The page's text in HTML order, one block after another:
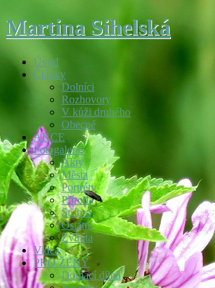
Martina Sihelská
Úvod
Články
Dolníci
Rozhovory
V kůži druhého
Obecné
AKCE
Fotogalerie
Akty
Města
Portréty
Příroda
Stříbro
Ostatní
Zvířata
Videa
PRO ŽENY
Domácí dílna